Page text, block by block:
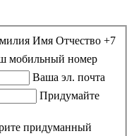
Имя Отчество +7
мобильный номер
Ваша эл. почта
Придумайте
придуманный